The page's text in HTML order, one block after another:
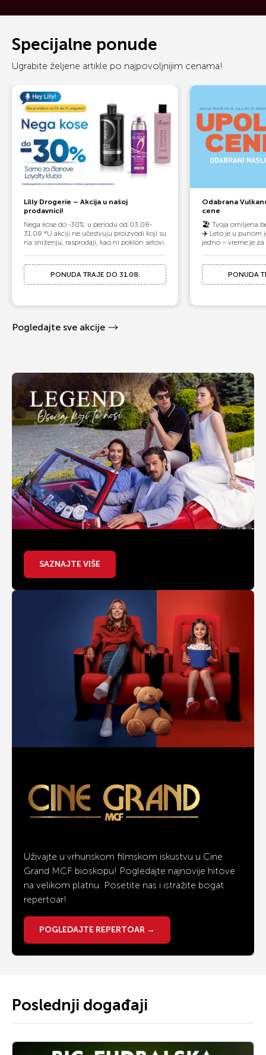
Specijalne ponude
Ugrabite željene artikle po najpovoljnijim cenama!
Lilly Drogerie – Akcija u našoj
prodavnici!
Nega kose do -30%. u periodu od 03.08-
31.08 *U akciji ne učestvuju proizvodi koji su
na sniženju, rasprodaji, kao ni poklon setovi.
PONUDA TRAJE DO 31.08.
Odabrana
cene
🏖️ Tvoja omiljena
✈️ Leto je u punom
jedno – vreme je za
PONUDA
Pogledajte sve akcije
SAZNAJTE VIŠE
Uživajte u vrhunskom filmskom iskustvu u Cine
Grand MCF bioskopu! Pogledajte najnovije hitove
na velikom platnu. Posetite nas i istražite bogat
repertoar!
POGLEDAJTE REPERTOAR →
Poslednji događaji